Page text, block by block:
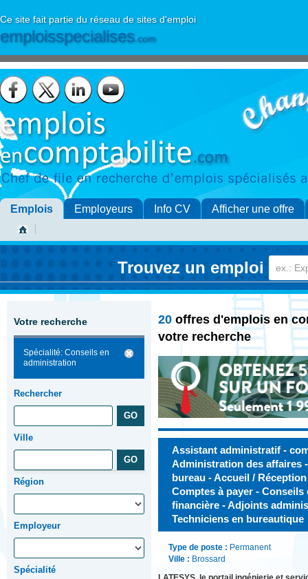
Ce site fait partie du réseau de sites d'emploi
emploisspecialises.com
Emplois Employeurs Info CV Afficher une offre
Trouvez un emploi
Votre recherche
Spécialité: Conseils en
administration
Rechercher
Ville
Région
Employeur
Spécialité
20 offres d'emplois en
votre recherche
Assistant administratif -
Administration des affaires
bureau - Accueil /
Comptes à payer -
financière - Adjoints
Techniciens en bureautique
Type de poste : Permanent
Ville : Brossard